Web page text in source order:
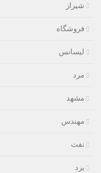
شیراز
فروشگاه
لیسانس
مرد
مشهد
مهندس
نفت
یزد